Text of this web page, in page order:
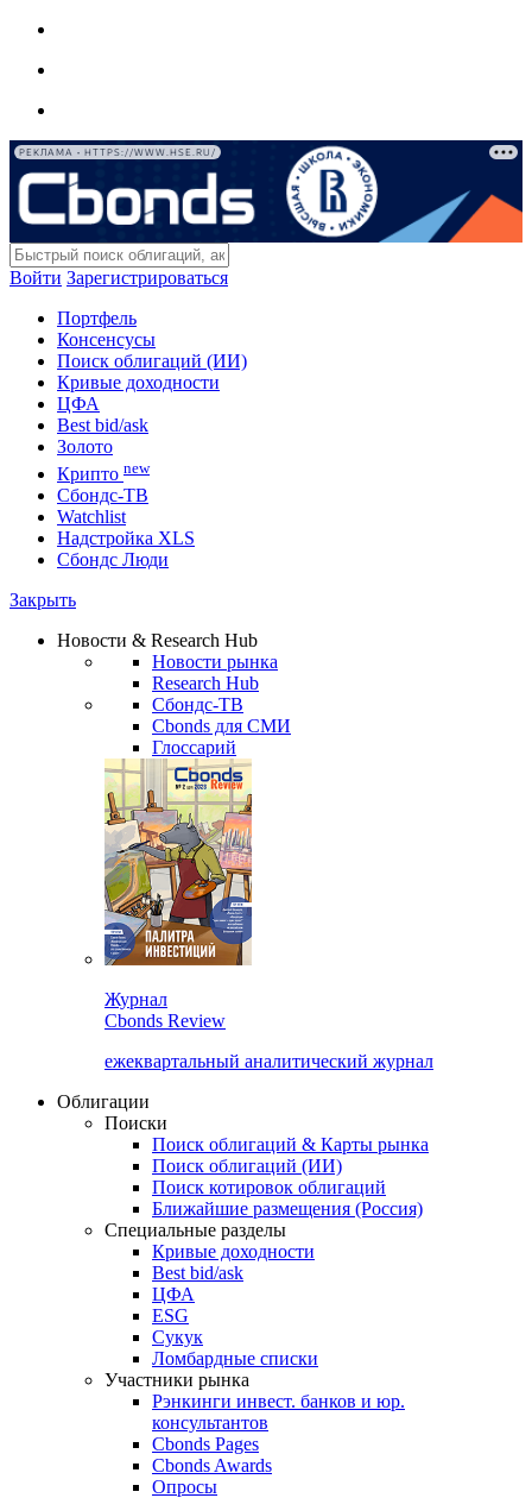
РЕКЛАМА • HTTPS://WWW.HSE.RU/
Войти Зарегистрироваться
Портфель
Консенсусы
Поиск облигаций (ИИ)
Кривые доходности
ЦФА
Best bid/ask
Золото
Крипто new
Сбондс-ТВ
Watchlist
Надстройка XLS
Сбондс Люди
Закрыть
Новости & Research Hub
Новости рынка
Research Hub
Сбондс-ТВ
Cbonds для СМИ
Глоссарий
Журнал
Cbonds Review
ежеквартальный аналитический журнал
Облигации
Поиски
Поиск облигаций & Карты рынка
Поиск облигаций (ИИ)
Поиск котировок облигаций
Ближайшие размещения (Россия)
Специальные разделы
Кривые доходности
Best bid/ask
ЦФА
ESG
Сукук
Ломбардные списки
Участники рынка
Рэнкинги инвест. банков и юр.
консультантов
Cbonds Pages
Cbonds Awards
Опросы